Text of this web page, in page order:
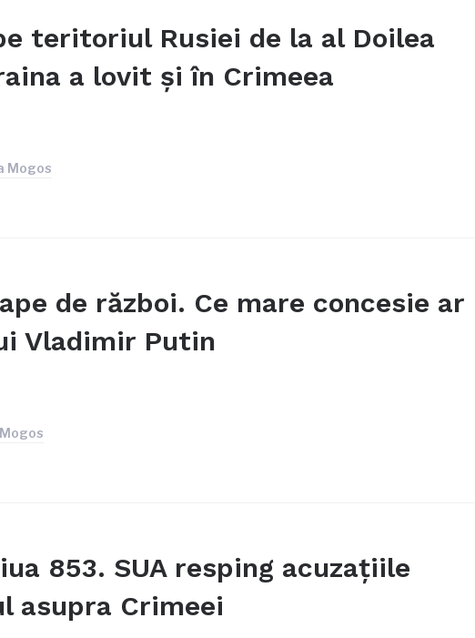
teritoriul Rusiei de la al Doilea
a lovit și în Crimeea
Mogos
de război. Ce mare concesie ar
Vladimir Putin
853. SUA resping acuzațiile
asupra Crimeei